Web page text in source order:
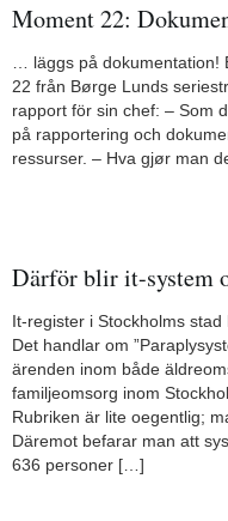
Moment 22:
… läggs på dokumentation!
22 från Børge Lunds
rapport för sin chef: – Som
på rapportering och
ressurser. – Hva gjør man
Därför blir it-system
It-register i Stockholms stad
Det handlar om
ärenden inom både
familjeomsorg inom
Rubriken är lite oegentlig;
Däremot befarar man att
636 personer […]